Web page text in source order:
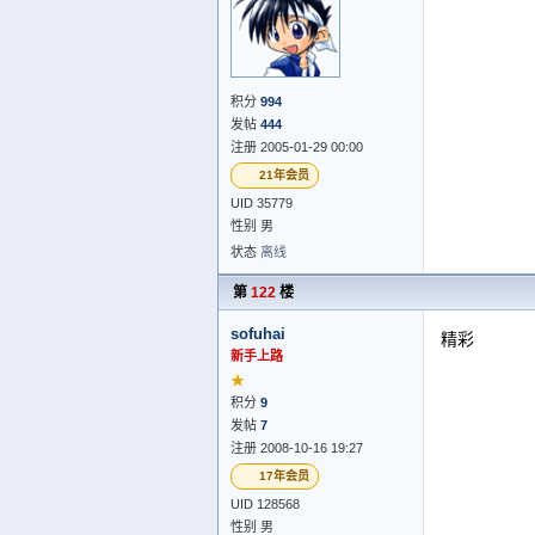
积分 994
发帖 444
注册 2005-01-29 00:00
21年会员
UID 35779
性别 男
状态 离线
第 122 楼
sofuhai
新手上路
★
积分 9
发帖 7
注册 2008-10-16 19:27
17年会员
UID 128568
性别 男
精彩